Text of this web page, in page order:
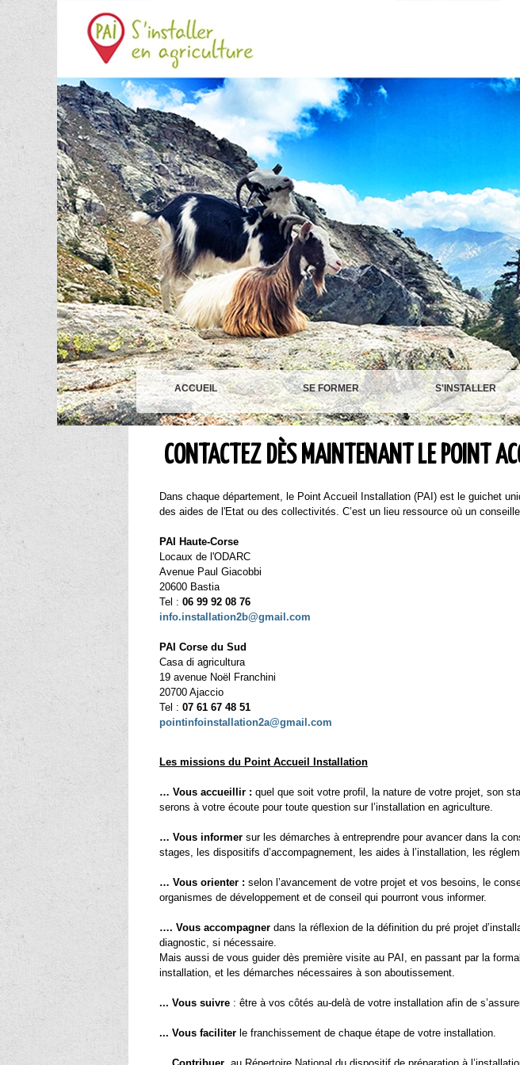
ACCUEIL SE FORMER S'INSTALLER
CONTACTEZ DÈS MAINTENANT LE POINT
Dans chaque département, le Point Accueil Installation (PAI) est le guichet
des aides de l'Etat ou des collectivités. C’est un lieu ressource où un
PAI Haute-Corse
Locaux de l'ODARC
Avenue Paul Giacobbi
20600
Tel : 06 99 92 08 76
info.installation2b@gmail.com
PAI Corse du Sud
Casa di agricultura
19 avenue Noël Franchini
20700 Ajaccio
Tel : 07 61 67 48 51
pointinfoinstallation2a@gmail.com
Les missions du Point Accueil Installation
… Vous accueillir : quel que soit votre profil, la nature de votre projet, son
serons à votre écoute pour toute question sur l’installation en agriculture.
… Vous informer sur les démarches à entreprendre pour avancer dans la
stages, les dispositifs d’accompagnement, les aides à l’installation, les
… Vous orienter : selon l’avancement de votre projet et vos besoins, le
organismes de développement et de conseil qui pourront vous informer.
…. Vous accompagner dans la réflexion de la définition du pré projet
diagnostic, si nécessaire.
Mais aussi de vous guider dès première visite au PAI, en passant par la
installation, et les démarches nécessaires à son aboutissement.
... Vous suivre : être à vos côtés au-delà de votre installation afin de
... Vous faciliter le franchissement de chaque étape de votre installation.